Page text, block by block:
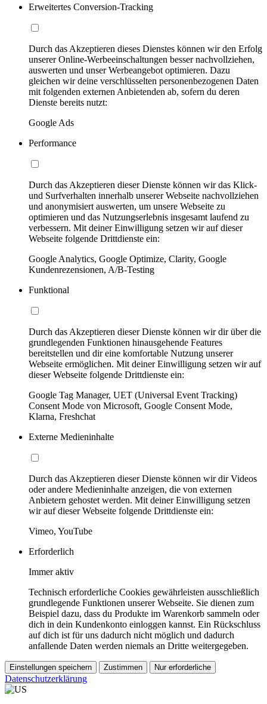
Erweitertes Conversion-Tracking
Durch das Akzeptieren dieses Dienstes können wir den Erfolg
unserer Online-Werbeeinschaltungen besser nachvollziehen,
auswerten und unser Werbeangebot optimieren. Dazu
gleichen wir deine verschlüsselten personenbezogenen Daten
mit folgenden externen Anbietenden ab, sofern du deren
Dienste bereits nutzt:
Google Ads
Performance
Durch das Akzeptieren dieser Dienste können wir das Klick-
und Surfverhalten innerhalb unserer Webseite nachvollziehen
und anonymisiert auswerten, um unsere Webseite zu
optimieren und das Nutzungserlebnis insgesamt laufend zu
verbessern. Mit deiner Einwilligung setzen wir auf dieser
Webseite folgende Drittdienste ein:
Google Analytics, Google Optimize, Clarity, Google
Kundenrezensionen, A/B-Testing
Funktional
Durch das Akzeptieren dieser Dienste können wir dir über die
grundlegenden Funktionen hinausgehende Features
bereitstellen und dir eine komfortable Nutzung unserer
Webseite ermöglichen. Mit deiner Einwilligung setzen wir auf
dieser Webseite folgende Drittdienste ein:
Google Tag Manager, UET (Universal Event Tracking)
Consent Mode von Microsoft, Google Consent Mode,
Klarna, Freshchat
Externe Medieninhalte
Durch das Akzeptieren dieser Dienste können wir dir Videos
oder andere Medieninhalte anzeigen, die von externen
Anbietern gehostet werden. Mit deiner Einwilligung setzen
wir auf dieser Webseite folgende Drittdienste ein:
Vimeo, YouTube
Erforderlich
Immer aktiv
Technisch erforderliche Cookies gewährleisten ausschließlich
grundlegende Funktionen unserer Webseite. Sie dienen zum
Beispiel dazu, dass du Produkte im Warenkorb sammeln oder
dich in dein Kundenkonto einloggen kannst. Ein Rückschluss
auf dich ist für uns dadurch nicht möglich und dadurch
anfallende Daten werden niemals an Dritte weitergegeben.
Einstellungen speichern Zustimmen Nur erforderliche
Datenschutzerklärung